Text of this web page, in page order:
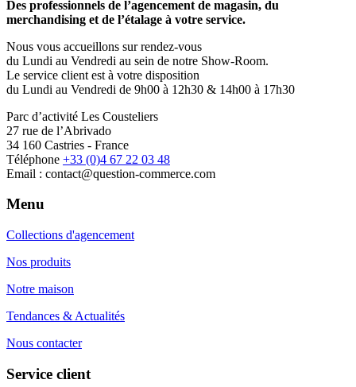
Des professionnels de l’agencement de magasin, du
merchandising et de l’étalage à votre service.
Nous vous accueillons sur rendez-vous
du Lundi au Vendredi au sein de notre Show-Room.
Le service client est à votre disposition
du Lundi au Vendredi de 9h00 à 12h30 & 14h00 à 17h30
Parc d’activité Les Cousteliers
27 rue de l’Abrivado
34 160 Castries - France
Téléphone +33 (0)4 67 22 03 48
Email : contact@question-commerce.com
Menu
Collections d'agencement
Nos produits
Notre maison
Tendances & Actualités
Nous contacter
Service client